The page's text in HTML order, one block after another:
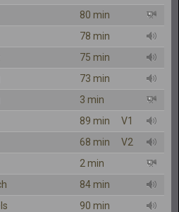
80 min
78 min
75 min
73 min
3 min
89 min
V1
68 min
V2
2 min
84 min
90 min